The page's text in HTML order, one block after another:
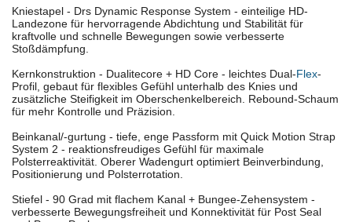
Kniestapel - Drs Dynamic Response System - einteilige HD-
Landezone für hervorragende Abdichtung und Stabilität für
kraftvolle und schnelle Bewegungen sowie verbesserte
Stoßdämpfung.
Kernkonstruktion - Dualitecore + HD Core - leichtes Dual-Flex-
Profil, gebaut für flexibles Gefühl unterhalb des Knies und
zusätzliche Steifigkeit im Oberschenkelbereich. Rebound-Schaum
für mehr Kontrolle und Präzision.
Beinkanal/-gurtung - tiefe, enge Passform mit Quick Motion Strap
System 2 - reaktionsfreudiges Gefühl für maximale
Polsterreaktivität. Oberer Wadengurt optimiert Beinverbindung,
Positionierung und Polsterrotation.
Stiefel - 90 Grad mit flachem Kanal + Bungee-Zehensystem -
verbesserte Bewegungsfreiheit und Konnektivität für Post Seal